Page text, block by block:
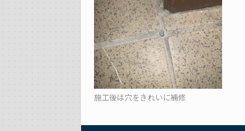
施工後は穴をきれいに補修